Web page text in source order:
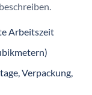
Arbeitszeit
Verpackung,